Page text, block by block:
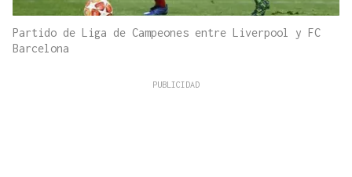
Partido de Liga de Campeones entre Liverpool y FC
Barcelona